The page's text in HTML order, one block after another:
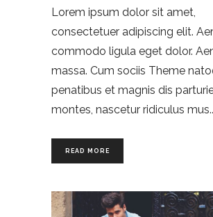
Lorem ipsum dolor sit amet,
consectetuer adipiscing elit.
commodo ligula eget dolor.
massa. Cum sociis Theme
penatibus et magnis dis
montes, nascetur ridiculus mus.
READ MORE